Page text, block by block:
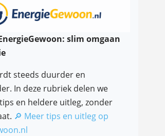
slim omgaan
steeds duurder en
In deze rubriek delen we
en heldere uitleg, zonder
🔎 Meer tips en uitleg op